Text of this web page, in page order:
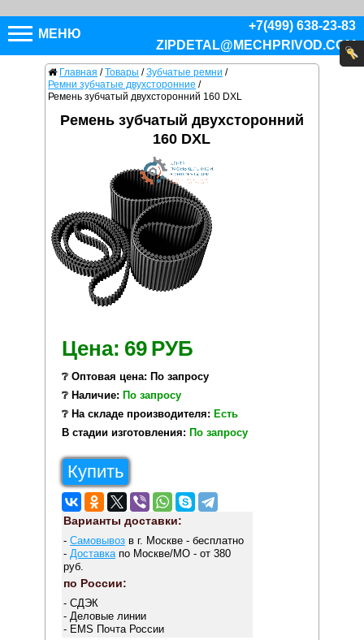
МЕНЮ
+7(499) 638-23-83
ZIPDETAL@MECHPRIVOD.COM
Главная / Товары / Зубчатые ремни /
Ремни зубчатые двухсторонние /
Ремень зубчатый двухсторонний 160 DXL
Ремень зубчатый двухсторонний
160 DXL
Цена: 69 РУБ
❔ Оптовая цена: По запросу
❔ Наличие: По запросу
❔ На складе производителя: Есть
В стадии изготовления: По запросу
Купить
Варианты доставки:
- Самовывозв г. Москве - бесплатно
- Доставкапо Москве/МО - от 380
руб.
по России:
- СДЭК
- Деловые линии
- EMS Почта России